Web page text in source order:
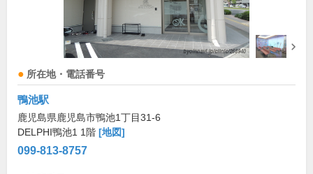
所在地・電話番号
鴨池駅
鹿児島県鹿児島市鴨池1丁目31-6
DELPHI鴨池1 1階 [地図]
099-813-8757